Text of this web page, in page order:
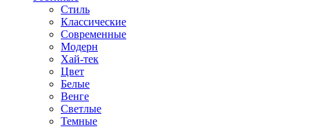
Стиль
Классические
Современные
Модерн
Хай-тек
Цвет
Белые
Венге
Светлые
Темные